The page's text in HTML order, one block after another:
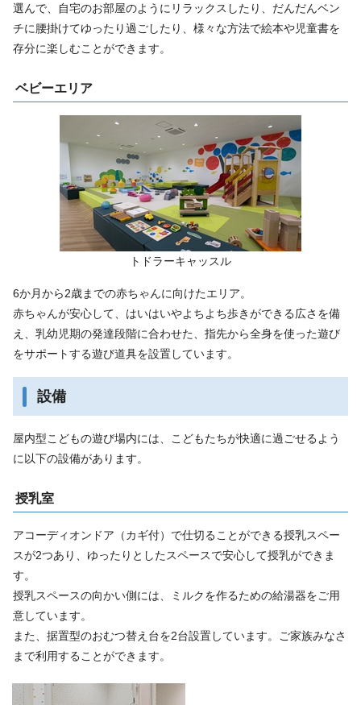
選んで、自宅のお部屋のようにリラックスしたり、だんだんベン
チに腰掛けてゆったり過ごしたり、様々な方法で絵本や児童書を
存分に楽しむことができます。
ベビーエリア
トドラーキャッスル
6か月から2歳までの赤ちゃんに向けたエリア。
赤ちゃんが安心して、はいはいやよちよち歩きができる広さを備
え、乳幼児期の発達段階に合わせた、指先から全身を使った遊び
をサポートする遊び道具を設置しています。
設備
屋内型こどもの遊び場内には、こどもたちが快適に過ごせるよう
に以下の設備があります。
授乳室
アコーディオンドア（カギ付）で仕切ることができる授乳スペー
スが2つあり、ゆったりとしたスペースで安心して授乳ができま
す。
授乳スペースの向かい側には、ミルクを作るための給湯器をご用
意しています。
また、据置型のおむつ替え台を2台設置しています。ご家族みなさ
まで利用することができます。